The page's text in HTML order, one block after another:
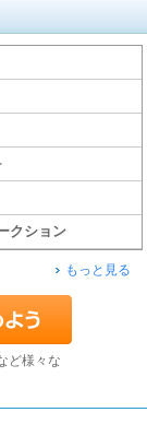
クション
もっと見る
ど様々な